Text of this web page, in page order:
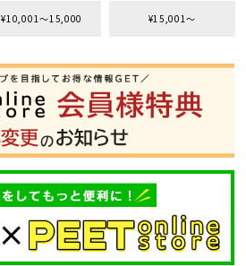
XXL
XXXL
30inc
32inc
36inc
38inc
KIDS
¥10,001〜15,000 ¥15,001〜